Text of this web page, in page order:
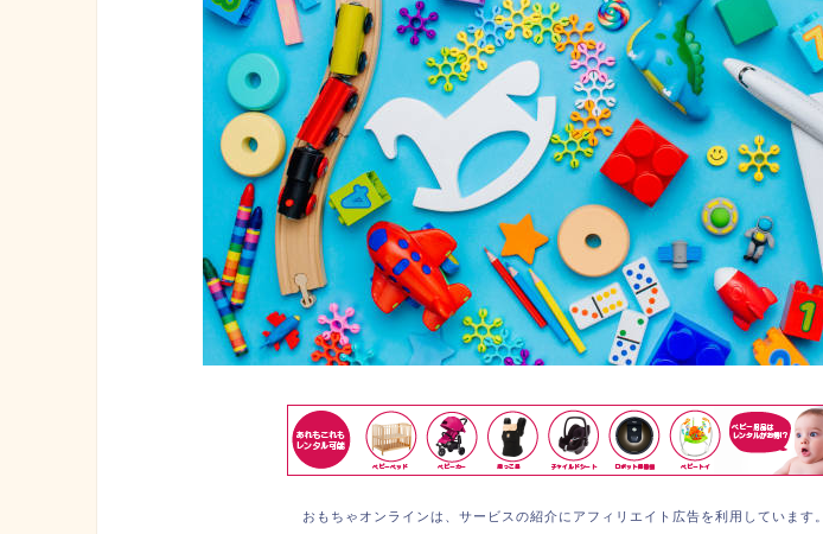
おもちゃオンラインは、サービスの紹介にアフィリエイト広告を利用しています。